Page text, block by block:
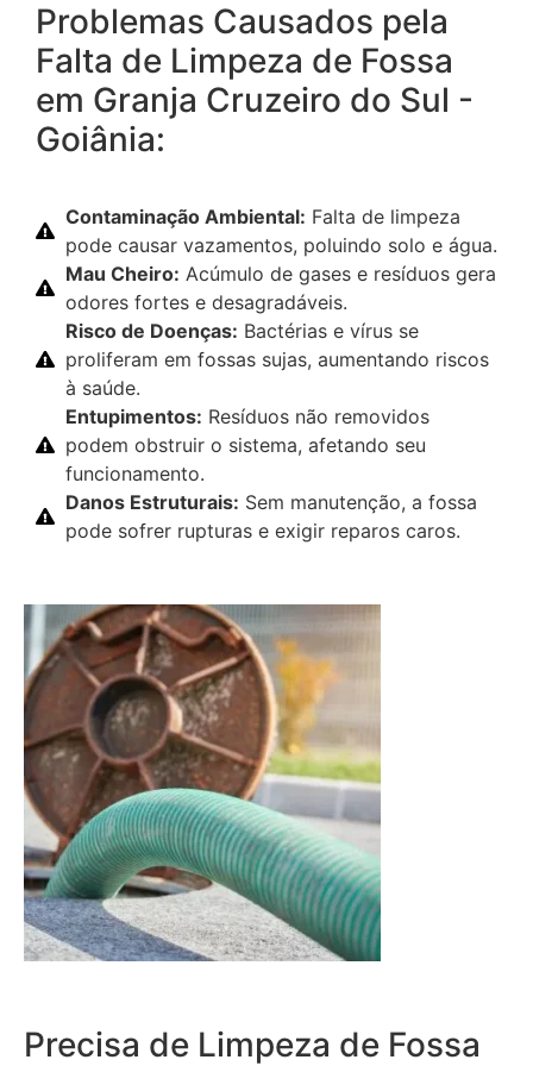
Problemas Causados pela
Falta de Limpeza de Fossa
em Granja Cruzeiro do Sul -
Goiânia:
Contaminação Ambiental: Falta de limpeza
pode causar vazamentos, poluindo solo e água.
Mau Cheiro: Acúmulo de gases e resíduos gera
odores fortes e desagradáveis.
Risco de Doenças: Bactérias e vírus se
proliferam em fossas sujas, aumentando riscos
à saúde.
Entupimentos: Resíduos não removidos
podem obstruir o sistema, afetando seu
funcionamento.
Danos Estruturais: Sem manutenção, a fossa
pode sofrer rupturas e exigir reparos caros.
Precisa de Limpeza de Fossa